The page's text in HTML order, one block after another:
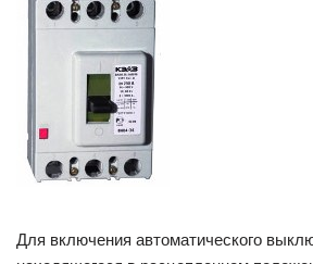
Для включения автоматического